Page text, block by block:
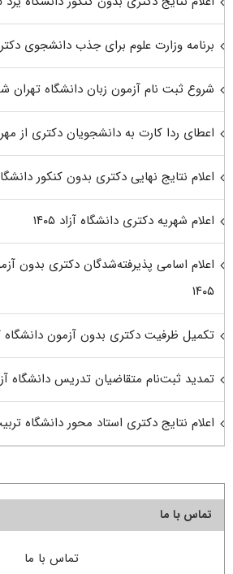
برنامه وزارت علوم برای جذب دانشجوی
شروع ثبت نام آزمون زبان دانشگاه تهران
اعطای ردا کارت به دانشجویان دکتری از مهر ۱۴۰۵
اعلام نتایج نهایی دکتری بدون کنکور دانشگاه
اعلام شهریه دکتری دانشگاه آزاد ۱۴۰۵
اعلام اسامی پذیرفته‌شدگان دکتری بدون
۱۴۰۵
تکمیل ظرفیت دکتری بدون آزمون دانشگاه
تمدید ثبت‌نام متقاضیان تدریس دانشگاه آزاد
اعلام نتایج دکتری استاد محور دانشگاه
تماس با ما
تماس با ما